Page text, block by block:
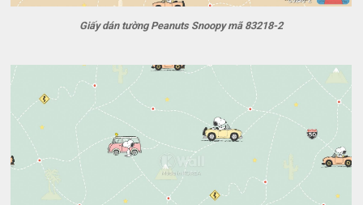
Giấy dán tường Peanuts Snoopy mã 83218-2